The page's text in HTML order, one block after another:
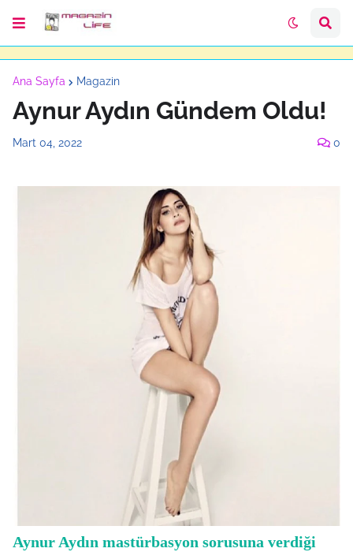
Ana Sayfa Magazin
Aynur Aydın Gündem Oldu!
Mart 04, 2022 0
Aynur Aydın mastürbasyon sorusuna verdiği